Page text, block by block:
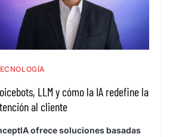
LLM y cómo la IA redefine la
al cliente
ofrece soluciones basadas